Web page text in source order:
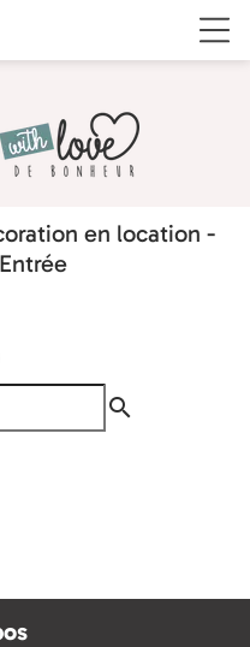
en location -
search